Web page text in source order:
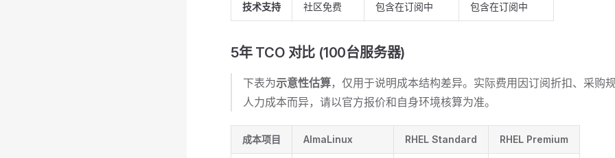
技术支持 社区免费 包含在订阅中 包含在订阅中
5年 TCO 对比 (100台服务器)
下表为示意性估算，仅用于说明成本结构差异。实际费用因订阅折扣、采购
人力成本而异，请以官方报价和自身环境核算为准。
成本项目 AlmaLinux RHEL Standard RHEL Premium